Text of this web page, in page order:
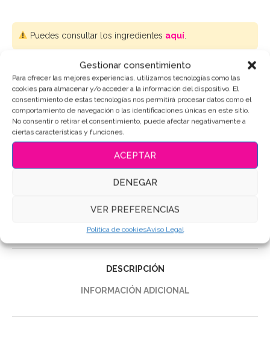
Gestionar consentimiento
Para ofrecer las mejores experiencias, utilizamos tecnologías como las
cookies para almacenar y/o acceder a la información del dispositivo. El
consentimiento de estas tecnologías nos permitirá procesar datos como el
comportamiento de navegación o las identificaciones únicas en este sitio.
No consentir o retirar el consentimiento, puede afectar negativamente a
ciertas características y funciones.
ACEPTAR
DENEGAR
VER PREFERENCIAS
Política de cookiesAviso Legal
Puedes consultar los ingredientes aquí.
AÑADIR AL CARRITO
SKU:
Categoría:
Etiquetas:
#RegalosOriginales
Galletas decoradas cactus , Galletas personalizadas
DESCRIPCIÓN
INFORMACIÓN ADICIONAL